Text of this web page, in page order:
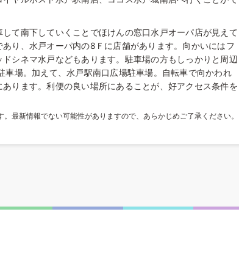
て南下していくことでほけんの窓口水戸オーパ店が見えて
り、水戸オーパ内の8Ｆに店舗があります。向かいにはフ
シネマ水戸などもあります。駐車場の方もしっかりと周辺
場。加えて、水戸駅南口広場駐車場。自転車で向かわれ
ります。利便の良い場所にあることが、好アクセス条件を
最新情報でない可能性がありますので、あらかじめご了承ください。